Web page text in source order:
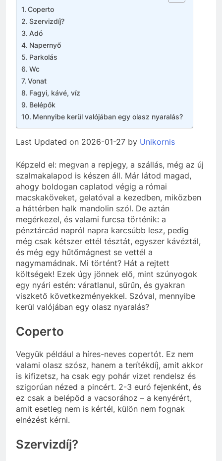
Coperto
Szervizdíj?
Adó
Napernyő
Parkolás
Wc
Vonat
Fagyi, kávé, víz
Belépők
Mennyibe kerül valójában egy olasz nyaralás?
Last Updated on 2026-01-27 by Unikornis
Képzeld el: megvan a repjegy, a szállás, még az új
szalmakalapod is készen áll. Már látod magad,
ahogy boldogan caplatod végig a római
macskaköveket, gelatóval a kezedben, miközben
a háttérben halk mandolin szól. De aztán
megérkezel, és valami furcsa történik: a
pénztárcád napról napra karcsúbb lesz, pedig
még csak kétszer ettél tésztát, egyszer kávéztál,
és még egy hűtőmágnest se vettél a
nagymamádnak. Mi történt? Hát a rejtett
költségek! Ezek úgy jönnek elő, mint szúnyogok
egy nyári estén: váratlanul, sűrűn, és gyakran
viszkető következményekkel. Szóval, mennyibe
kerül valójában egy olasz nyaralás?
Coperto
Vegyük például a híres-neves copertót. Ez nem
valami olasz szósz, hanem a terítékdíj, amit akkor
is kifizetsz, ha csak egy pohár vizet rendelsz és
szigorúan nézed a pincért. 2-3 euró fejenként, és
ez csak a belépőd a vacsorához – a kenyérért,
amit esetleg nem is kértél, külön nem fognak
elnézést kérni.
Szervizdíj?